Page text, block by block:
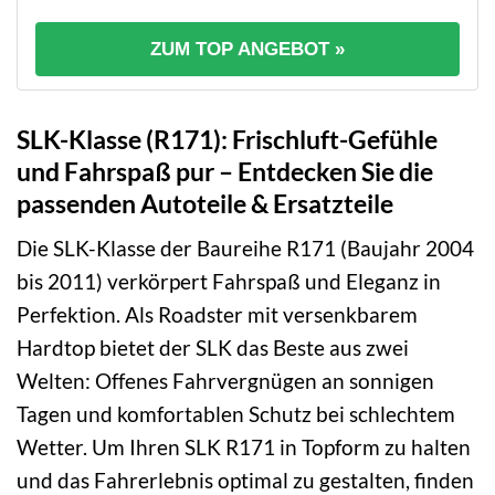
ZUM TOP ANGEBOT »
SLK-Klasse (R171): Frischluft-Gefühle
und Fahrspaß pur – Entdecken Sie die
passenden Autoteile & Ersatzteile
Die SLK-Klasse der Baureihe R171 (Baujahr 2004
bis 2011) verkörpert Fahrspaß und Eleganz in
Perfektion. Als Roadster mit versenkbarem
Hardtop bietet der SLK das Beste aus zwei
Welten: Offenes Fahrvergnügen an sonnigen
Tagen und komfortablen Schutz bei schlechtem
Wetter. Um Ihren SLK R171 in Topform zu halten
und das Fahrerlebnis optimal zu gestalten, finden